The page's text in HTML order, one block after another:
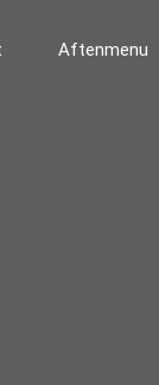
Aftenmenu